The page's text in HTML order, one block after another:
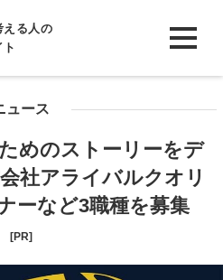
える人の
ュース
めのストーリーをデ
社アライバルクオリ
ーなど3職種を募集
[PR]